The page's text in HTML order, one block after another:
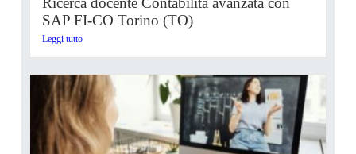
SAP FI-CO Torino (TO)
Leggi tutto